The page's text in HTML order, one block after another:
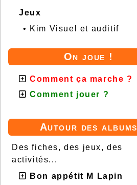
Jeux
• Kim Visuel et auditif
On joue !
Comment ça marche ?
Comment jouer ?
Autour des albums
Des fiches, des jeux, des
activités...
Bon appétit M Lapin